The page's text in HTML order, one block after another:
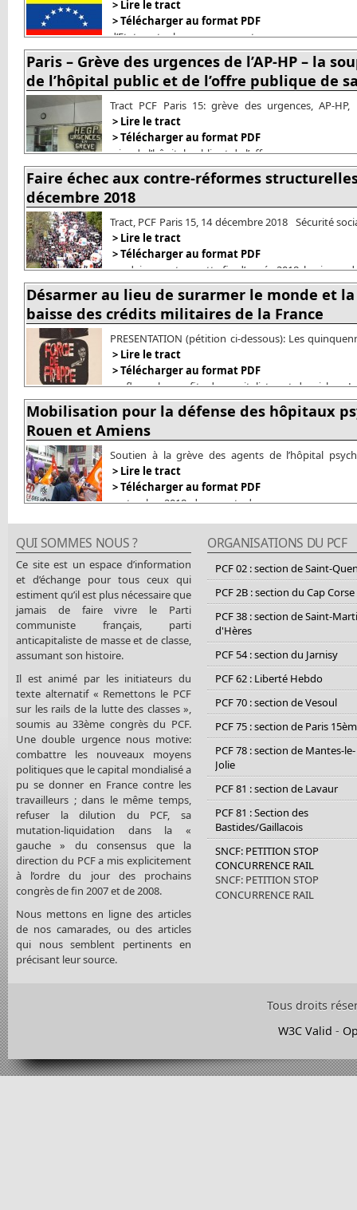
Etats-Unis de Trump, et soutenus par la plupart
l’UE, dont la France de Macron, passent à un
d’Etat contre le gouvernement
> Lire le tract
> Télécharger au format PDF
Paris – Grève des urgences de l’AP-HP – la
de l’hôpital public et de l’offre publique de
Tract PCF Paris 15: grève des urgences, AP-HP,
Vaugirard, défense du centre de santé Viala,
de Macron, loi BuzynTract PCF Paris 15 Grève
crise de l’hôpital public et de l’offre
> Lire le tract
> Télécharger au format PDF
Faire échec aux contre-réformes
décembre 2018
Tract, PCF Paris 15, 14 décembre 2018 Sécurité
publics, … Les forces existent pour bloquer et
structurelles poursuivies par Macron et son
soudainement en cette fin d’année 2018, le niveau
> Lire le tract
> Télécharger au format PDF
Désarmer au lieu de surarmer le monde et la
baisse des crédits militaires de la France
PRESENTATION (pétition ci-dessous): Les
successifs poursuivent les mêmes politiques.
rognées, sacrifiées, à commencer par l’hôpital,
renflouer les profits des capitalistes et des riches.
livrés au privé.
> Lire le tract
> Télécharger au format PDF
Mobilisation pour la défense des hôpitaux
Rouen et Amiens
Soutien à la grève des agents de l’hôpital
pétition ! PCF Paris 15, 20 septembre 2018 La
délégation s’informer et apporter son soutien à la
septembre 2018, des agents des
> Lire le tract
> Télécharger au format PDF
QUI SOMMES NOUS ?
Ce site est un espace d’information
et d’échange pour tous ceux qui
estiment qu’il est plus nécessaire que
jamais de faire vivre le Parti
communiste français, parti
anticapitaliste de masse et de classe,
assumant son histoire.
Il est animé par les initiateurs du
texte alternatif « Remettons le PCF
sur les rails de la lutte des classes »,
soumis au 33ème congrès du PCF.
Une double urgence nous motive:
combattre les nouveaux moyens
politiques que le capital mondialisé a
pu se donner en France contre les
travailleurs ; dans le même temps,
refuser la dilution du PCF, sa
mutation-liquidation dans la «
gauche » du consensus que la
direction du PCF a mis explicitement
à l’ordre du jour des prochains
congrès de fin 2007 et de 2008.
Nous mettons en ligne des articles
de nos camarades, ou des articles
qui nous semblent pertinents en
précisant leur source.
ORGANISATIONS DU PCF
PCF 02 : section de Saint-
PCF 2B : section du Cap Corse
PCF 38 : section de Saint-
d'Hères
PCF 54 : section du Jarnisy
PCF 62 : Liberté Hebdo
PCF 70 : section de Vesoul
PCF 75 : section de Paris
PCF 78 : section de Mantes-le-
Jolie
PCF 81 : section de Lavaur
PCF 81 : Section des
Bastides/Gaillacois
SNCF: PETITION STOP
CONCURRENCE RAIL
SNCF: PETITION STOP
CONCURRENCE RAIL
Tous droits
W3C Valid -